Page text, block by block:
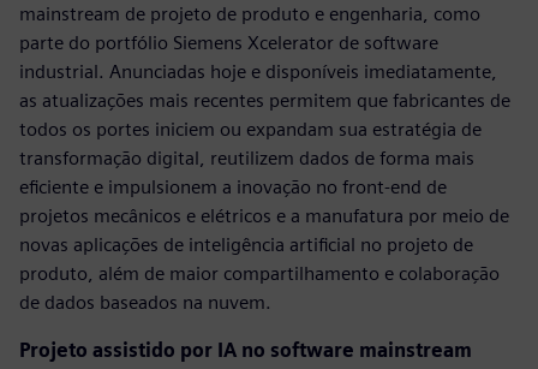
mainstream de projeto de produto e engenharia, como
parte do portfólio Siemens Xcelerator de software
industrial. Anunciadas hoje e disponíveis imediatamente,
as atualizações mais recentes permitem que fabricantes de
todos os portes iniciem ou expandam sua estratégia de
transformação digital, reutilizem dados de forma mais
eficiente e impulsionem a inovação no front-end de
projetos mecânicos e elétricos e a manufatura por meio de
novas aplicações de inteligência artificial no projeto de
produto, além de maior compartilhamento e colaboração
de dados baseados na nuvem.
Projeto assistido por IA no software mainstream